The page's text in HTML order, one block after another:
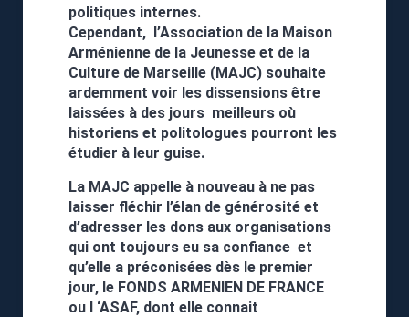
politiques internes.
Cependant, l’Association de la Maison
Arménienne de la Jeunesse et de la
Culture de Marseille (MAJC) souhaite
ardemment voir les dissensions être
laissées à des jours meilleurs où
historiens et politologues pourront les
étudier à leur guise.
La MAJC appelle à nouveau à ne pas
laisser fléchir l’élan de générosité et
d’adresser les dons aux organisations
qui ont toujours eu sa confiance et
qu’elle a préconisées dès le premier
jour, le FONDS ARMENIEN DE FRANCE
ou l ‘ASAF, dont elle connait